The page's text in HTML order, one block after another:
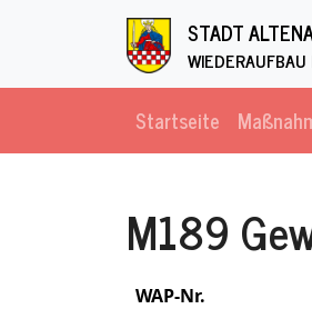
Direkt zum Inhalt
STADT
Startseite
M189
WAP-Nr.